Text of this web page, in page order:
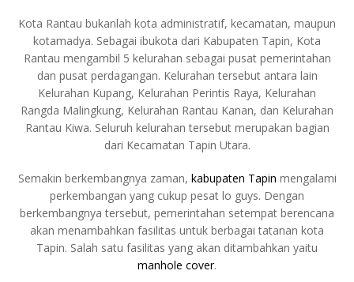
Kota Rantau bukanlah kota administratif, kecamatan, maupun
kotamadya. Sebagai ibukota dari Kabupaten Tapin, Kota
Rantau mengambil 5 kelurahan sebagai pusat pemerintahan
dan pusat perdagangan. Kelurahan tersebut antara lain
Kelurahan Kupang, Kelurahan Perintis Raya, Kelurahan
Rangda Malingkung, Kelurahan Rantau Kanan, dan Kelurahan
Rantau Kiwa. Seluruh kelurahan tersebut merupakan bagian
dari Kecamatan Tapin Utara.
Semakin berkembangnya zaman, kabupaten Tapin mengalami
perkembangan yang cukup pesat lo guys. Dengan
berkembangnya tersebut, pemerintahan setempat berencana
akan menambahkan fasilitas untuk berbagai tatanan kota
Tapin. Salah satu fasilitas yang akan ditambahkan yaitu
manhole cover.